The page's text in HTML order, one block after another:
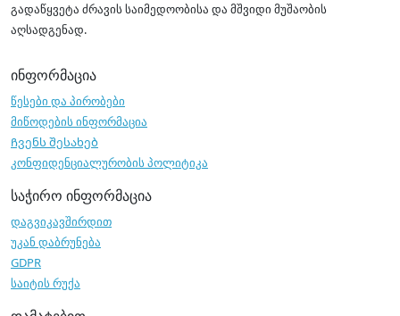
გადაწყვეტა ძრავის საიმედოობისა და მშვიდი მუშაობის
აღსადგენად.
ინფორმაცია
წესები და პირობები
მიწოდების ინფორმაცია
Ჩვენს შესახებ
კონფიდენციალურობის პოლიტიკა
საჭირო ინფორმაცია
დაგვიკავშირდით
უკან დაბრუნება
GDPR
საიტის რუქა